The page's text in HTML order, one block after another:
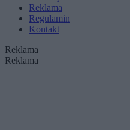
Reklama
Regulamin
Kontakt
Reklama
Reklama